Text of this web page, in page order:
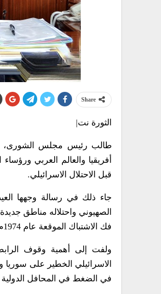
Share
الثورة نت|
طالب رئيس مجلس الشورى،
أفريقيا والعالم العربي
قبل الاحتلال الاسرائيلي.
جاء ذلك في رسالة وجهها
الصهيوني واحتلاله مناطق
فك الاشتباك الموقعة عام 1974م.
ولفت إلى أهمية وقوف
الاسرائيلي الخطير على
في الضغط في المحافل الدولية